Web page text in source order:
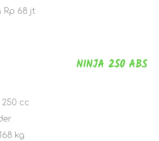
Rp 68 jt
NINJA 250 ABS
250 cc
kg